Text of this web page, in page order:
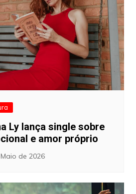
Ly lança single sobre
e amor próprio
de 2026